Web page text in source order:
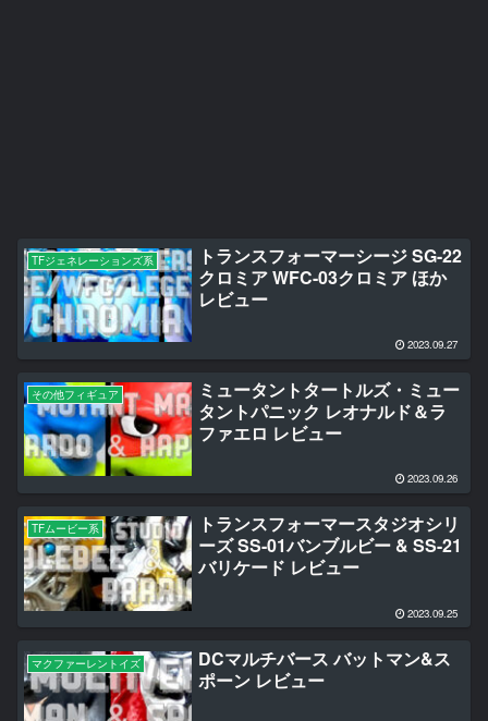
TFジェネレーションズ系
トランスフォーマーシージ SG-22
クロミア WFC-03クロミア ほか
レビュー
2023.09.27
その他フィギュア
ミュータントタートルズ・ミュー
タントパニック レオナルド＆ラ
ファエロ レビュー
2023.09.26
TFムービー系
トランスフォーマースタジオシリ
ーズ SS-01バンブルビー & SS-21
バリケード レビュー
2023.09.25
マクファーレントイズ
DCマルチバース バットマン&ス
ポーン レビュー